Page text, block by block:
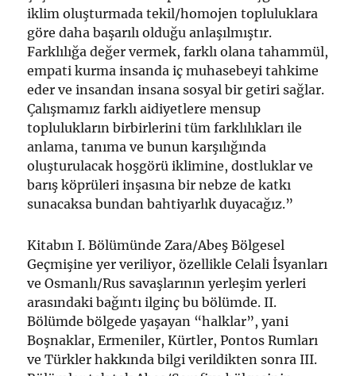
iklim oluşturmada tekil/homojen topluluklara
göre daha başarılı olduğu anlaşılmıştır.
Farklılığa değer vermek, farklı olana tahammül,
empati kurma insanda iç muhasebeyi tahkime
eder ve insandan insana sosyal bir getiri sağlar.
Çalışmamız farklı aidiyetlere mensup
toplulukların birbirlerini tüm farklılıkları ile
anlama, tanıma ve bunun karşılığında
oluşturulacak hoşgörü iklimine, dostluklar ve
barış köprüleri inşasına bir nebze de katkı
sunacaksa bundan bahtiyarlık duyacağız.”
Kitabın I. Bölümünde Zara/Abeş Bölgesel
Geçmişine yer veriliyor, özellikle Celali İsyanları
ve Osmanlı/Rus savaşlarının yerleşim yerleri
arasındaki bağıntı ilginç bu bölümde. II.
Bölümde bölgede yaşayan “halklar”, yani
Boşnaklar, Ermeniler, Kürtler, Pontos Rumları
ve Türkler hakkında bilgi verildikten sonra III.